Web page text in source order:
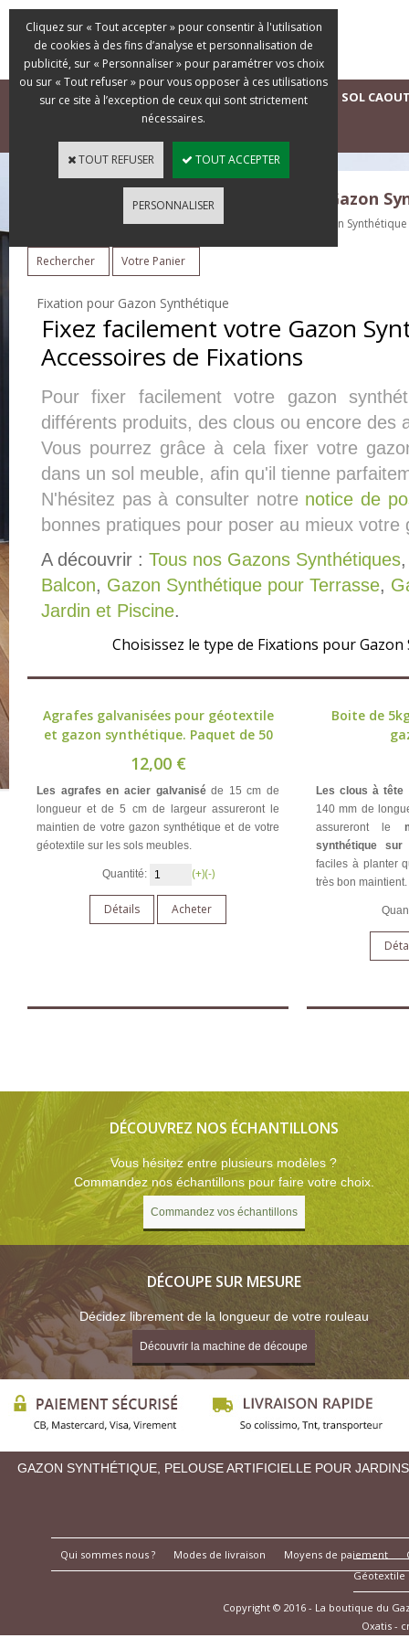
ACCUEIL GAZONS SYNTHÉTIQUES D'OCCASION SOL
La Boutique du Gazon Synthétique - Gazon
Tous nos Gazons Synthétiques > Accessoires de Pose Gazon Synthétique
Rechercher Votre Panier
Fixation pour Gazon Synthétique
Fixez facilement votre Gazon
Accessoires de Fixations
Pour fixer facilement votre gazon
différents produits, des clous ou encore des
Vous pourrez grâce à cela fixer votre
dans un sol meuble, afin qu'il tienne
N'hésitez pas à consulter notre notice de
bonnes pratiques pour poser au mieux votre
A découvrir : Tous nos Gazons Synthétiques
Balcon, Gazon Synthétique pour Terrasse,
Jardin et Piscine.
Choisissez le type de Fixations pour
Agrafes galvanisées pour géotextile
et gazon synthétique. Paquet de 50
12,00 €
Les agrafes en acier galvaniséde 15 cm de
longueur et de 5 cm de largeur assureront le
maintien de votre gazon synthétique et de votre
géotextile sur les sols meubles.
Quantité: (+)(-)
Détails Acheter
Boite de
Les clous à tête
140 mm de
assureront le
synthétique
faciles à planter
très bon maintient.
DÉCOUVREZ NOS ÉCHANTILLONS
Vous hésitez entre plusieurs modèles ?
Commandez nos échantillons pour faire votre choix.
Commandez vos échantillons
DÉCOUPE SUR MESURE
Décidez librement de la longueur de votre rouleau
Découvrir la machine de découpe
GAZON SYNTHÉTIQUE, PELOUSE ARTIFICIELLE POUR
Qui sommes nous ? Modes de livraison Moyens de paiement
Géotextile
Copyright © 2016 - La boutique du
Oxatis -
Cliquez sur « Tout accepter » pour consentir à l'utilisation
de cookies à des fins d’analyse et personnalisation de
publicité, sur « Personnaliser » pour paramétrer vos choix
ou sur « Tout refuser » pour vous opposer à ces utilisations
sur ce site à l’exception de ceux qui sont strictement
nécessaires.
TOUT REFUSER TOUT ACCEPTER
PERSONNALISER